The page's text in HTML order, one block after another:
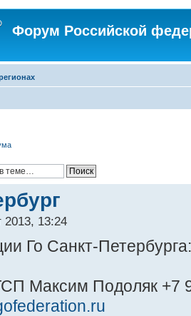
Форум Российской
2013, 13:24
Го Санкт-
Максим Подоляк +7